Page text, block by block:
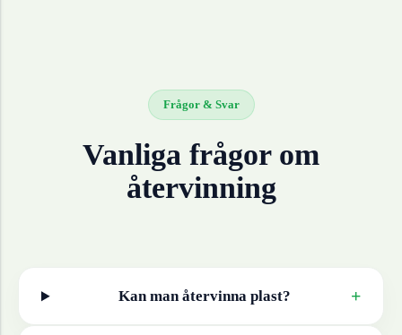
Frågor & Svar
Vanliga frågor om
återvinning
Kan man återvinna plast? +